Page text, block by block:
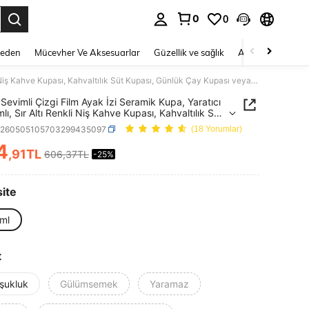
0 0
Mücevher Ve Aksesuarlar Güzellik ve sağlık Ayakkabı
1 adet Sevimli Çizgi Film Ayak İzi Seramik Kupa, Yaratıcı Tasarımlı, Sır Altı Renkli Niş Kahve Kupası, Kahvaltılık Süt Kupası, Günlük Çay Kupası veya Hediye Olarak Uygun, Doğum Günü, Noel Hediyesi İçin Mükemmel
Çizgi Film Ayak İzi Seramik Kupa, Yaratıcı
Sır Altı Renkli Niş Kahve Kupası, Kahvaltılık Süt
Günlük Çay Kupası veya Hediye Olarak Uygun,
Günü, Noel Hediyesi İçin Mükemmel
(18 Yorumlar)
AND AVAILABILITY
,91TL 606,37TL -25%
Gülümsemek Yaramaz